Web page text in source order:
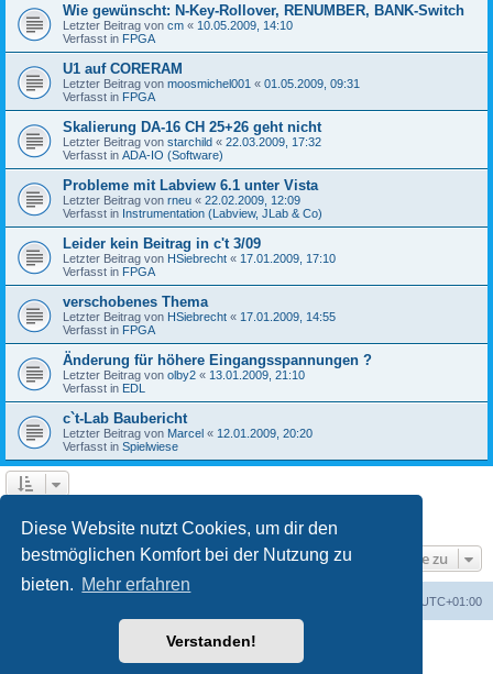
Diese Website nutzt Cookies, um dir den
bestmöglichen Komfort bei der Nutzung zu
bieten. Mehr erfahren
Verstanden!
Wie gewünscht: N-Key-Rollover, RENUMBER, BANK-Switch
Letzter Beitrag von cm « 10.05.2009, 14:10
Verfasst in FPGA
U1 auf CORERAM
Letzter Beitrag von moosmichel001 « 01.05.2009, 09:31
Verfasst in FPGA
Skalierung DA-16 CH 25+26 geht nicht
Letzter Beitrag von starchild « 22.03.2009, 17:32
Verfasst in ADA-IO (Software)
Probleme mit Labview 6.1 unter Vista
Letzter Beitrag von rneu « 22.02.2009, 12:09
Verfasst in Instrumentation (Labview, JLab & Co)
Leider kein Beitrag in c't 3/09
Letzter Beitrag von HSiebrecht « 17.01.2009, 17:10
Verfasst in FPGA
verschobenes Thema
Letzter Beitrag von HSiebrecht « 17.01.2009, 14:55
Verfasst in FPGA
Änderung für höhere Eingangsspannungen ?
Letzter Beitrag von olby2 « 13.01.2009, 21:10
Verfasst in EDL
c`t-Lab Baubericht
Letzter Beitrag von Marcel « 12.01.2009, 20:20
Verfasst in Spielwiese
Gehe zu
UTC+01:00
Powered byphpBB® Forum Software © phpBB Limited
phpBB.de